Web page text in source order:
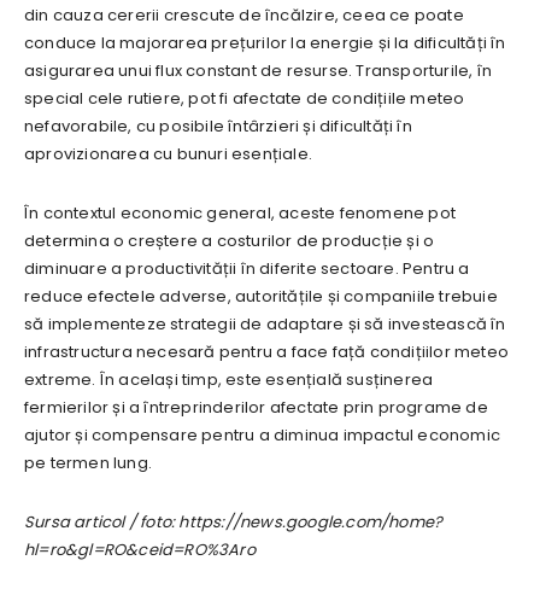
din cauza cererii crescute de încălzire, ceea ce poate
conduce la majorarea prețurilor la energie și la dificultăți în
asigurarea unui flux constant de resurse. Transporturile, în
special cele rutiere, pot fi afectate de condițiile meteo
nefavorabile, cu posibile întârzieri și dificultăți în
aprovizionarea cu bunuri esențiale.
În contextul economic general, aceste fenomene pot
determina o creștere a costurilor de producție și o
diminuare a productivității în diferite sectoare. Pentru a
reduce efectele adverse, autoritățile și companiile trebuie
să implementeze strategii de adaptare și să investească în
infrastructura necesară pentru a face față condițiilor meteo
extreme. În același timp, este esențială susținerea
fermierilor și a întreprinderilor afectate prin programe de
ajutor și compensare pentru a diminua impactul economic
pe termen lung.
Sursa articol / foto: https://news.google.com/home?
hl=ro&gl=RO&ceid=RO%3Aro